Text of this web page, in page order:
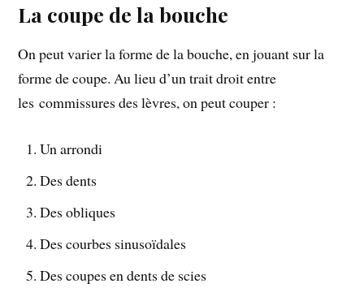
La coupe de la bouche
On peut varier la forme de la bouche, en jouant sur la
forme de coupe. Au lieu d’un trait droit entre
les commissures des lèvres, on peut couper :
Un arrondi
Des dents
Des obliques
Des courbes sinusoïdales
Des coupes en dents de scies